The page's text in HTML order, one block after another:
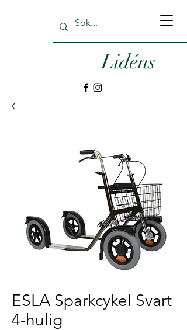
Lidéns
ESLA Sparkcykel Svart
4-hulig